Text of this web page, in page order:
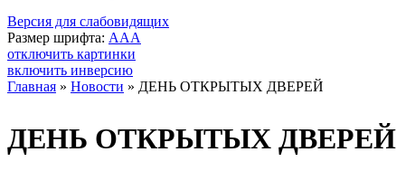
Версия для слабовидящих
Размер шрифта: AAA
отключить картинки
включить инверсию
Главная » Новости » ДЕНЬ ОТКРЫТЫХ ДВЕРЕЙ
ДЕНЬ ОТКРЫТЫХ ДВЕРЕЙ